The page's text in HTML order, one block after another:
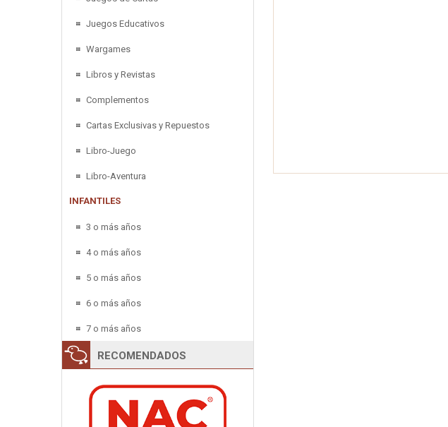
Juegos Educativos
Wargames
Libros y Revistas
Complementos
Cartas Exclusivas y Repuestos
Libro-Juego
Libro-Aventura
INFANTILES
3 o más años
4 o más años
5 o más años
6 o más años
7 o más años
RECOMENDADOS